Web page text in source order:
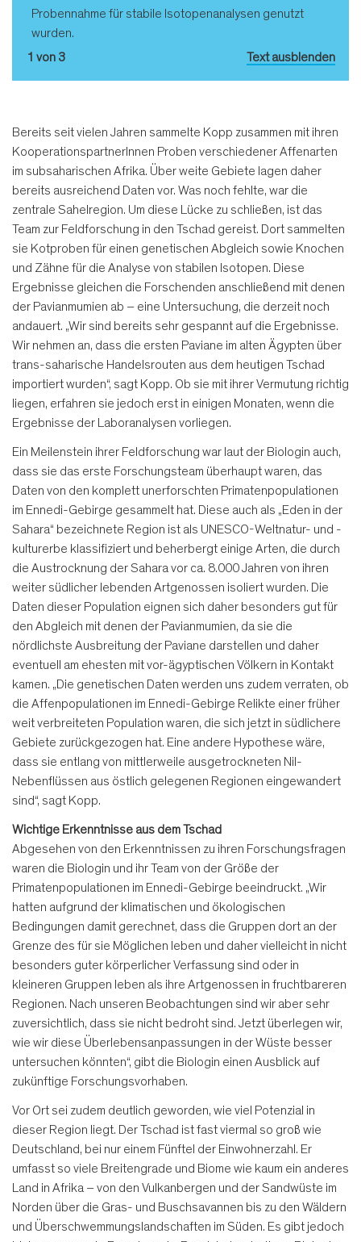
Probennahme für stabile Isotopenanalysen genutzt
wurden.
1 von 3
Text ausblenden
Bereits seit vielen Jahren sammelte Kopp zusammen mit ihren
Koopera­tionspartnerInnen Proben verschie­dener Affenarten
im subsaharischen Afrika. Über weite Gebiete lagen da­her
bereits ausreichend Daten vor. Was noch fehlte, war die
zentrale Sahel­region. Um diese Lücke zu schließen, ist das
Team zur Feldforschung in den Tschad gereist. Dort sammelten
sie Kotproben für einen genetischen Ab­gleich sowie Knochen
und Zähne für die Analyse von stabilen Isotopen. Die­se
Ergebnisse gleichen die Forschen­den anschließend mit denen
der Pavi­anmumien ab – eine Untersuchung, die derzeit noch
andauert. „Wir sind bereits sehr gespannt auf die Ergebnisse.
Wir nehmen an, dass die ersten Paviane im alten Ägypten über
trans-saharische Handelsrouten aus dem heutigen Tschad
importiert wurden“, sagt Kopp. Ob sie mit ihrer Vermutung richtig
liegen, erfahren sie jedoch erst in einigen Monaten, wenn die
Ergebnisse der Laboranalysen vorliegen.
Ein Meilenstein ihrer Feldforschung war laut der Biologin auch,
dass sie das erste Forschungsteam überhaupt waren, das
Daten von den komplett unerforschten Primatenpopulationen
im Ennedi-Gebirge gesammelt hat. Diese auch als „Eden in der
Sahara“ bezeichnete Region ist als UNESCO-Weltnatur- und -
kulturerbe klassifiziert und beherbergt einige Arten, die durch
die Austrocknung der Sahara vor ca. 8.000 Jahren von ihren
weiter südlicher lebenden Artgenossen isoliert wurden. Die
Daten dieser Population eignen sich daher besonders gut für
den Abgleich mit denen der Pavianmumien, da sie die
nördlichste Ausbreitung der Paviane darstellen und daher
eventuell am ehesten mit vor-ägyptischen Völkern in Kontakt
kamen. „Die genetischen Daten werden uns zudem verraten, ob
die Affenpopulationen im Ennedi-Ge­birge Relikte einer früher
weit verbrei­teten Population waren, die sich jetzt in südlichere
Gebiete zurückgezogen hat. Eine andere Hypothese wäre,
dass sie entlang von mittlerweile ausgetrock­neten Nil-
Nebenflüssen aus östlich ge­legenen Regionen eingewandert
sind“, sagt Kopp.
Wichtige Erkenntnisse aus dem Tschad
Abgesehen von den Erkenntnissen zu ihren Forschungsfragen
waren die Bio­login und ihr Team von der Größe der
Primatenpopulationen im Ennedi-Ge­birge beeindruckt. „Wir
hatten auf­grund der klimatischen und ökologi­schen
Bedingungen damit gerechnet, dass die Gruppen dort an der
Grenze des für sie Möglichen leben und da­her vielleicht in nicht
besonders guter körperlicher Verfassung sind oder in
kleineren Gruppen leben als ihre Art­genossen in fruchtbareren
Regionen. Nach unseren Beobachtungen sind wir aber sehr
zuversichtlich, dass sie nicht bedroht sind. Jetzt überlegen wir,
wie wir diese Überlebensanpassungen in der Wüste besser
untersuchen könn­ten“, gibt die Biologin einen Ausblick auf
zukünftige Forschungsvorhaben.
Vor Ort sei zudem deutlich gewor­den, wie viel Potenzial in
dieser Region liegt. Der Tschad ist fast viermal so groß wie
Deutschland, bei nur einem Fünftel der Einwohnerzahl. Er
umfasst so viele Breitengrade und Biome wie kaum ein anderes
Land in Afrika – von den Vulkanbergen und der Sandwüste im
Norden über die Gras- und Buschsa­vannen bis zu den Wäldern
und Über­schwemmungslandschaften im Süden. Es gibt jedoch